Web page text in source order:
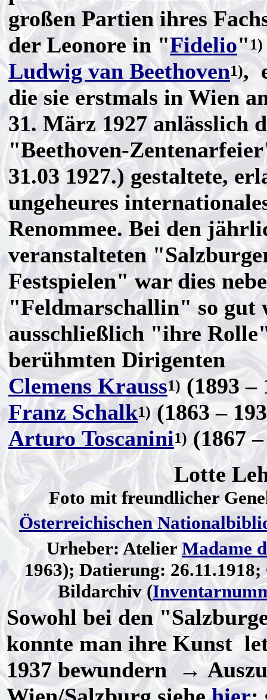
großen Partien ihres
der Leonore in "Fidelio" 1)
Ludwig van Beethoven1),
die sie erstmals in Wien
31. März 1927 anlässlich
"Beethoven-
31.03 1927.) gestaltete,
ungeheures
Renommee. Bei den
veranstalteten
Festspielen" war dies
"Feldmarschallin" so gut
ausschließlich "ihre
berühmten Dirigenten
Clemens Krauss1)(1893 –
Franz Schalk1)(1863 –
Arturo Toscanini1) (1867
Lotte
Foto mit freundlicher
Österreichischen
Urheber: AtelierMadame
1963); Datierung:
Bildarchiv (
Sowohl bei den
konnte man ihre Kunst
1937 bewundern →